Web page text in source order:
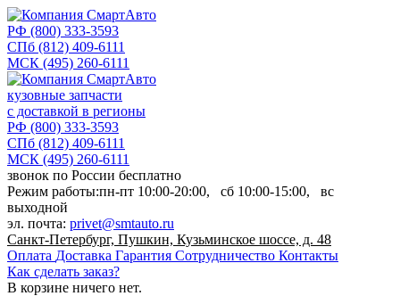
РФ (800) 333-3593
СПб (812) 409-6111
МСК (495) 260-6111
кузовные запчасти
с доставкой в регионы
РФ (800) 333-3593
СПб (812) 409-6111
МСК (495) 260-6111
звонок по России бесплатно
Режим работы:пн-пт 10:00-20:00, сб 10:00-15:00, вс
выходной
эл. почта: privet@smtauto.ru
Санкт-Петербург, Пушкин, Кузьминское шоссе, д. 48
Оплата Доставка Гарантия Сотрудничество Контакты
Как сделать заказ?
В корзине ничего нет.